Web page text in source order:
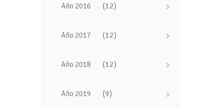
Año 2016 (12)
Año 2017 (12)
Año 2018 (12)
Año 2019 (9)